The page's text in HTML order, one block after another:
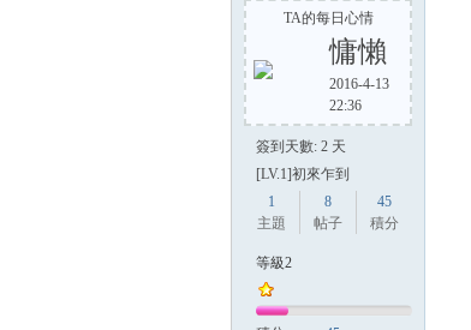
TA的每日心情
慵懶
2016-4-13
22:36
簽到天數: 2 天
[LV.1]初來乍到
1
主題
8
帖子
45
積分
等級2